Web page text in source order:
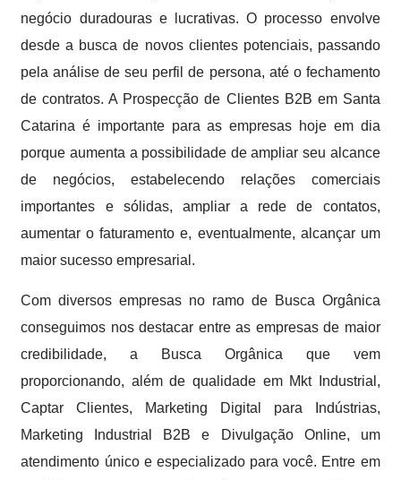
negócio duradouras e lucrativas. O processo envolve
desde a busca de novos clientes potenciais, passando
pela análise de seu perfil de persona, até o fechamento
de contratos. A Prospecção de Clientes B2B em Santa
Catarina é importante para as empresas hoje em dia
porque aumenta a possibilidade de ampliar seu alcance
de negócios, estabelecendo relações comerciais
importantes e sólidas, ampliar a rede de contatos,
aumentar o faturamento e, eventualmente, alcançar um
maior sucesso empresarial.
Com diversos empresas no ramo de Busca Orgânica
conseguimos nos destacar entre as empresas de maior
credibilidade, a Busca Orgânica que vem
proporcionando, além de qualidade em Mkt Industrial,
Captar Clientes, Marketing Digital para Indústrias,
Marketing Industrial B2B e Divulgação Online, um
atendimento único e especializado para você. Entre em